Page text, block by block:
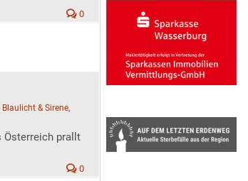
0
Blaulicht & Sirene,
Österreich prallt
0